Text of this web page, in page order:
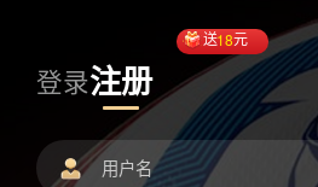
登录注册
送18元